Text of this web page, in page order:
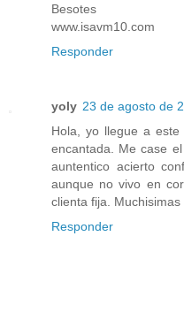
Besotes
www.isavm10.com
Responder
yoly 23 de agosto de
Hola, yo llegue a
encantada. Me case
auntentico acierto
aunque no vivo en
clienta fija. Muchisimas
Responder